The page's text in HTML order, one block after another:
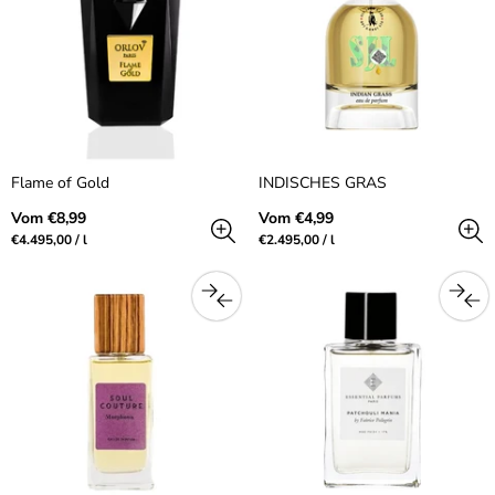
Flame of Gold
Regulärer
Preis
Vom €8,99
Preis
€4.495,00/pro
l
INDISCHES GRAS
Regulärer
Preis
Vom €4,99
Preis
€2.495,00/pro
l